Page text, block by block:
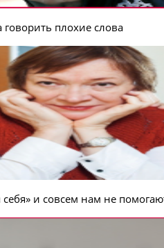
плохие слова
и совсем нам не